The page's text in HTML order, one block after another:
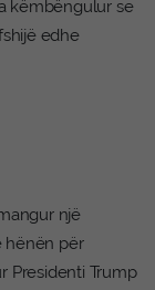
këmbëngulur se
edhe
një
hënën për
Presidenti Trump